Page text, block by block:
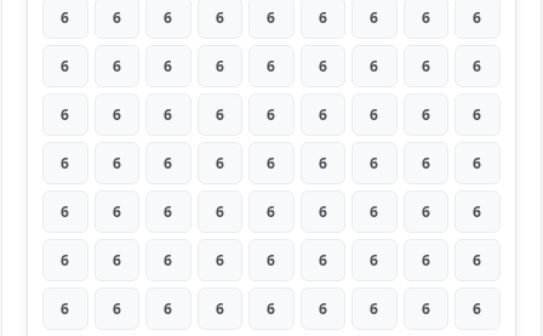
6 6 6 6 6 6 6 6 6
6 6 6 6 6 6 6 6 6
6 6 6 6 6 6 6 6 6
6 6 6 6 6 6 6 6 6
6 6 6 6 6 6 6 6 6
6 6 6 6 6 6 6 6 6
6 6 6 6 6 6 6 6 6